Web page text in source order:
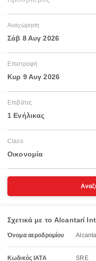
Αναχώρηση
Σάβ 8 Αυγ 2026
Επιστροφή
Κυρ 9 Αυγ 2026
Επιβάτες
1 Ενήλικας
Class
Οικονομία
Σχετικά με το Alcantarí
Όνομα αεροδρομίου
Κωδικός IATA SRE